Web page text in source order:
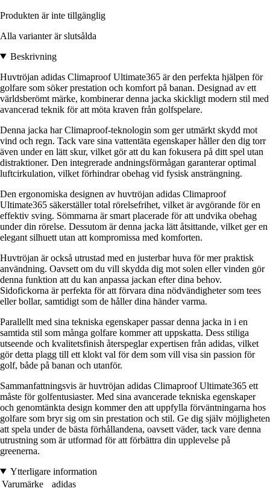
Produkten är inte tillgänglig
Alla varianter är slutsålda
Beskrivning
Huvtröjan adidas Climaproof Ultimate365 är den perfekta hjälpen för
golfare som söker prestation och komfort på banan. Designad av ett
världsberömt märke, kombinerar denna jacka skickligt modern stil med
avancerad teknik för att möta kraven från golfspelare.
Denna jacka har Climaproof-teknologin som ger utmärkt skydd mot
vind och regn. Tack vare sina vattentäta egenskaper håller den dig torr
även under en lätt skur, vilket gör att du kan fokusera på ditt spel utan
distraktioner. Den integrerade andningsförmågan garanterar optimal
luftcirkulation, vilket förhindrar obehag vid fysisk ansträngning.
Den ergonomiska designen av huvtröjan adidas Climaproof
Ultimate365 säkerställer total rörelsefrihet, vilket är avgörande för en
effektiv sving. Sömmarna är smart placerade för att undvika obehag
under din rörelse. Dessutom är denna jacka lätt åtsittande, vilket ger en
elegant silhuett utan att kompromissa med komforten.
Huvtröjan är också utrustad med en justerbar huva för mer praktisk
användning. Oavsett om du vill skydda dig mot solen eller vinden gör
denna funktion att du kan anpassa jackan efter dina behov.
Sidofickorna är perfekta för att förvara dina nödvändigheter som tees
eller bollar, samtidigt som de håller dina händer varma.
Parallellt med sina tekniska egenskaper passar denna jacka in i en
samtida stil som många golfare kommer att uppskatta. Dess stiliga
utseende och kvalitetsfinish återspeglar expertisen från adidas, vilket
gör detta plagg till ett klokt val för dem som vill visa sin passion för
golf, både på banan och utanför.
Sammanfattningsvis är huvtröjan adidas Climaproof Ultimate365 ett
måste för golfentusiaster. Med sina avancerade tekniska egenskaper
och genomtänkta design kommer den att uppfylla förväntningarna hos
golfare som bryr sig om sin prestation och stil. Ge dig själv möjligheten
att spela under de bästa förhållandena, oavsett väder, tack vare denna
utrustning som är utformad för att förbättra din upplevelse på
greenerna.
Ytterligare information
Varumärke
adidas